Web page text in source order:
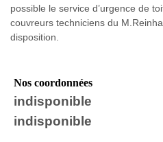
possible le service d’urgence de
couvreurs techniciens du
disposition.
Nos coordonnées
indisponible
indisponible